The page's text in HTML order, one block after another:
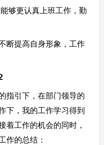
够更认真上班工作，勤
提高自身形象，工作
引下，在部门领导的
下，我的工作学习得到
着工作的机会的同时，
作的总结：